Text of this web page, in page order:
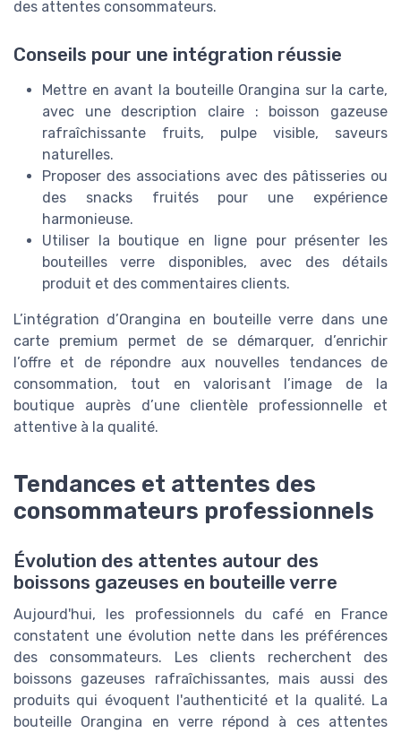
des attentes consommateurs.
Conseils pour une intégration réussie
Mettre en avant la bouteille Orangina sur la carte,
avec une description claire : boisson gazeuse
rafraîchissante fruits, pulpe visible, saveurs
naturelles.
Proposer des associations avec des pâtisseries ou
des snacks fruités pour une expérience
harmonieuse.
Utiliser la boutique en ligne pour présenter les
bouteilles verre disponibles, avec des détails
produit et des commentaires clients.
L’intégration d’Orangina en bouteille verre dans une
carte premium permet de se démarquer, d’enrichir
l’offre et de répondre aux nouvelles tendances de
consommation, tout en valorisant l’image de la
boutique auprès d’une clientèle professionnelle et
attentive à la qualité.
Tendances et attentes des
consommateurs professionnels
Évolution des attentes autour des
boissons gazeuses en bouteille verre
Aujourd'hui, les professionnels du café en France
constatent une évolution nette dans les préférences
des consommateurs. Les clients recherchent des
boissons gazeuses rafraîchissantes, mais aussi des
produits qui évoquent l'authenticité et la qualité. La
bouteille Orangina en verre répond à ces attentes